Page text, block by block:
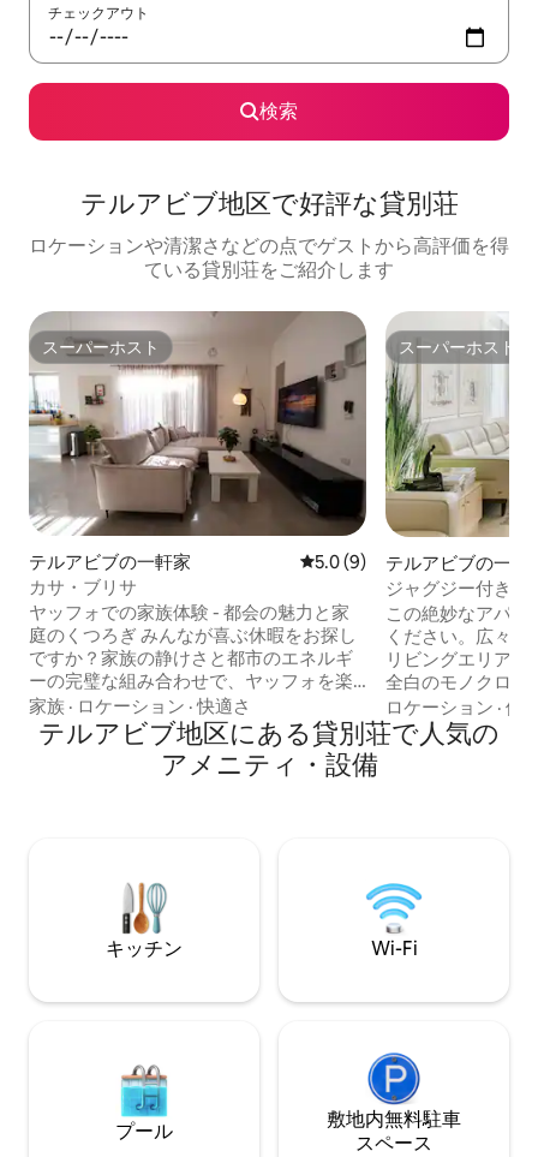
チェックアウト
検索
テルアビブ地区で好評な貸別荘
ロケーションや清潔さなどの点でゲストから高評価を得
ている貸別荘をご紹介します
スーパーホスト
スーパーホスト
テルアビブの一軒家 レビュー9件、5つ星中5.0つ
5.0 (9)
カサ・ブリサ
ヤッフォでの家族体験 - 都会の魅力と家
庭のくつろぎ みんなが喜ぶ休暇をお探し
ですか？家族の静けさと都市のエネルギ
ーの完璧な組み合わせで、ヤッフォを楽
しみましょう。 カフェ、レストラン、バ
ーが立ち並ぶ活気あふれるエルサレム通
りへ直行。少し歩くと、魔法の海岸にた
どり着き、砂の城や水遊びを楽しむこと
みください。心を癒し、本当にシンプル
で楽しい瞬間を一緒に思い出すことがで
きる体験です。 ヤッフォで新しい思い出
を作る準備はできましたか？
家族 · ロケーション ·快適さ
スーパーホスト
スーパーホスト
テルアビブの一軒
ジャグジー付きの
ルスイート
この絶妙なアパー
ください。広々
リビングエリア
全白のモノクロイ
トの美学、専用
ー、バーベキュー
ラウンドパティオ
やコーヒーショッ
ます。 テルアビ
（反対方向）まで
ロケーション ·価
テルアビブ地区にある貸別荘で人気の
アメニティ・設備
キッチン Wi-Fi
プール
敷地内無料駐⁠車
ス⁠ペ⁠ー⁠ス